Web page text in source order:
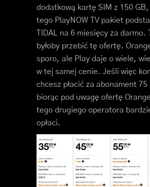
dodatkową kartę SIM z 150
tego PlayNOW TV pakiet
TIDAL na 6 miesięcy za darmo.
byłoby przebić tę ofertę.
sporo, ale Play daje o wiele,
w tej samej cenie. Jeśli więc
chcesz płacić za abonament 75
biorąc pod uwagę ofertę
tego drugiego operatora
opłaci.